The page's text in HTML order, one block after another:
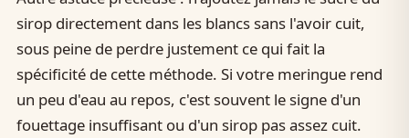
sirop directement dans les blancs sans l'avoir cuit,
sous peine de perdre justement ce qui fait la
spécificité de cette méthode. Si votre meringue rend
un peu d'eau au repos, c'est souvent le signe d'un
fouettage insuffisant ou d'un sirop pas assez cuit.